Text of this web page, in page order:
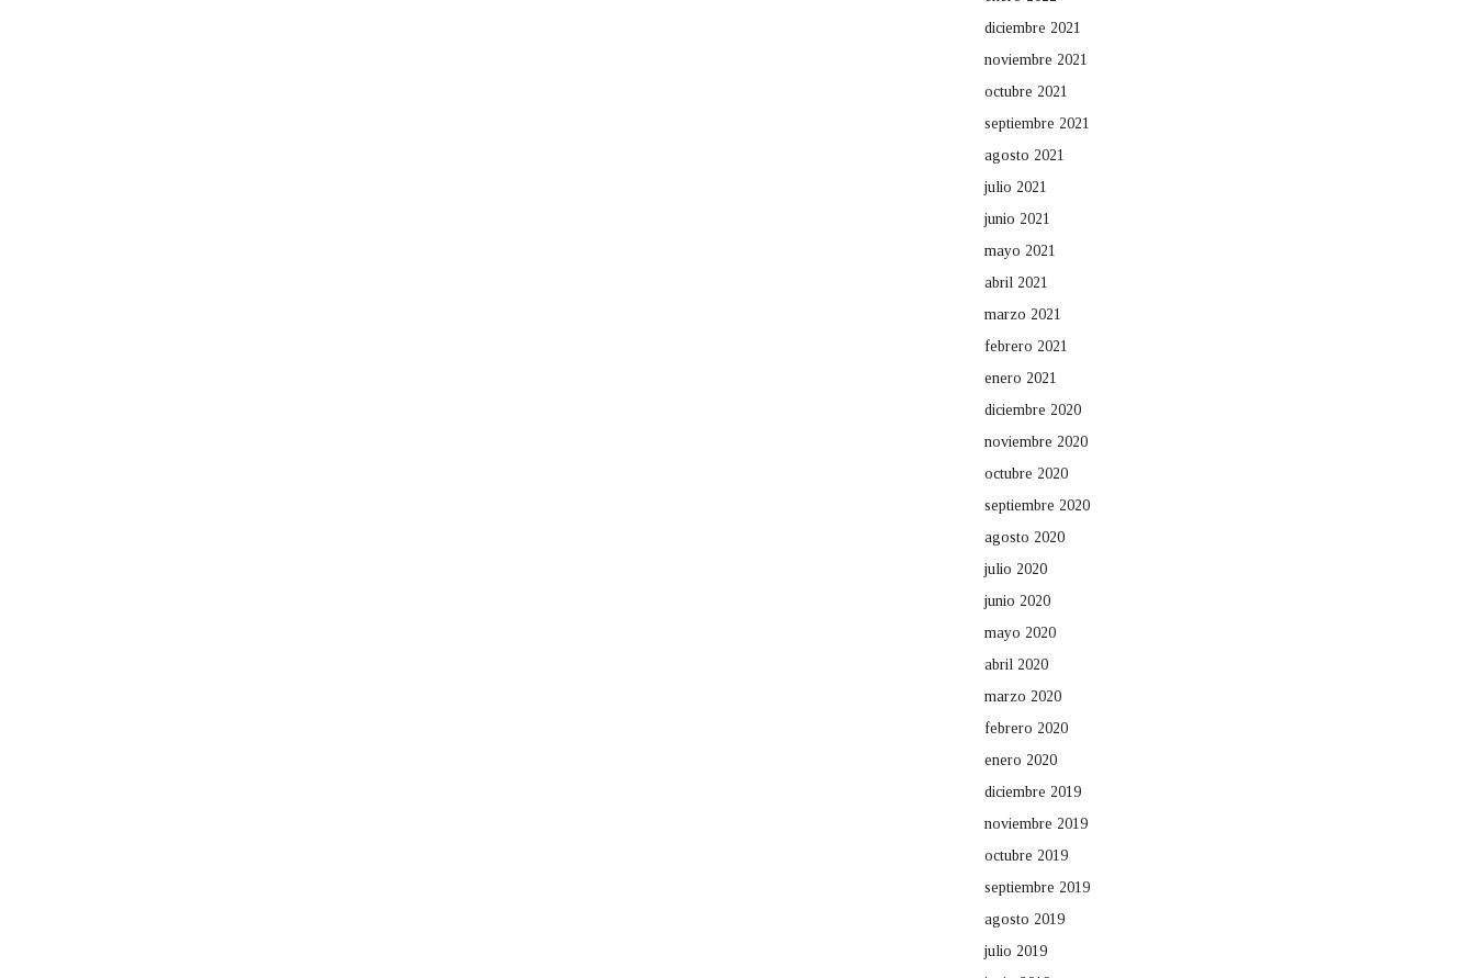
diciembre 2021
noviembre 2021
octubre 2021
septiembre 2021
agosto 2021
julio 2021
junio 2021
mayo 2021
abril 2021
marzo 2021
febrero 2021
enero 2021
diciembre 2020
noviembre 2020
octubre 2020
septiembre 2020
agosto 2020
julio 2020
junio 2020
mayo 2020
abril 2020
marzo 2020
febrero 2020
enero 2020
diciembre 2019
noviembre 2019
octubre 2019
septiembre 2019
agosto 2019
julio 2019